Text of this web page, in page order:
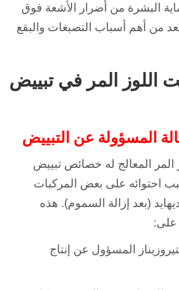
البشرة من أضرار الأشعة فوق
تُعد من أهم أسباب التصبغات والبقع
اللوز المر في تبييض
المسؤولة عن التبييض
المر المعالج له خصائص تبييض
احتوائه على بعض المركبات
(بعد إزالة السموم). هذه
على:
المسؤول عن إنتاج